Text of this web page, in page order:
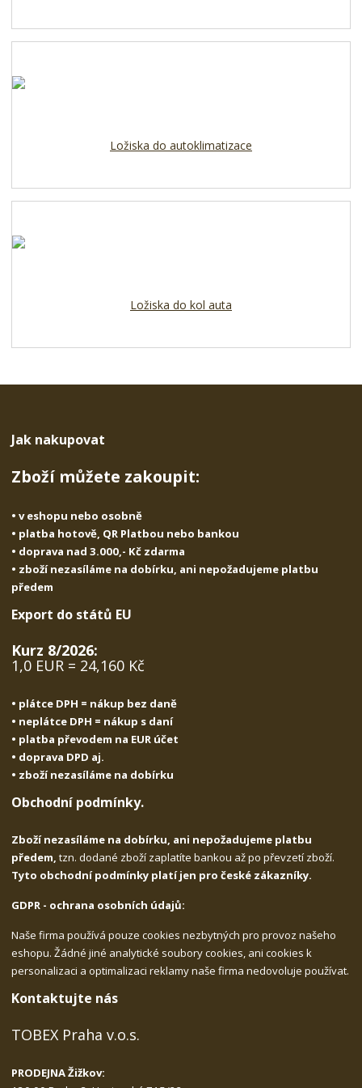
Ložiska do autoklimatizace
Ložiska do kol auta
Jak nakupovat
Zboží můžete zakoupit:
• v eshopu nebo osobně
• platba hotově, QR Platbou nebo bankou
• doprava nad 3.000,- Kč zdarma
• zboží nezasíláme na dobírku, ani nepožadujeme platbu
předem
Export do států EU
Kurz 8/2026:
1,0 EUR = 24,160 Kč
• plátce DPH = nákup bez daně
• neplátce DPH = nákup s daní
• platba převodem na EUR účet
• doprava DPD aj.
• zboží nezasíláme na dobírku
Obchodní podmínky.
Zboží nezasíláme na dobírku, ani nepožadujeme platbu
předem,tzn. dodané zboží zaplatíte bankou až po převzetí zboží.
Tyto obchodní podmínky platí jen pro české zákazníky.
GDPR - ochrana osobních údajů:
Naše firma používá pouze cookies nezbytných pro provoz našeho
eshopu. Žádné jiné analytické soubory cookies, ani cookies k
personalizaci a optimalizaci reklamy naše firma nedovoluje používat.
Kontaktujte nás
TOBEX Praha v.o.s.
PRODEJNA Žižkov: